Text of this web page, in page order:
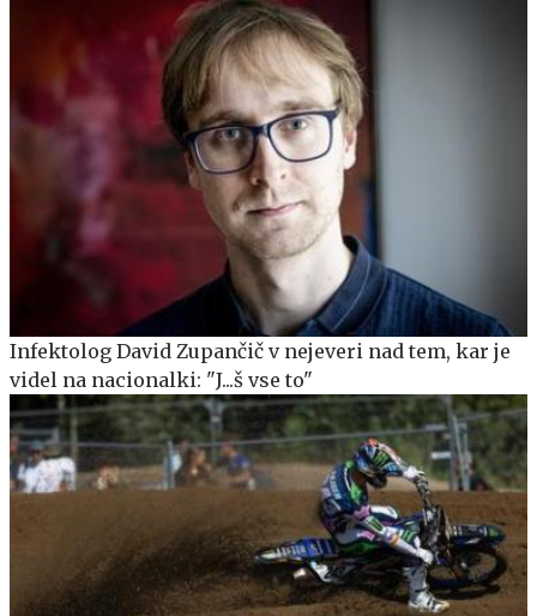
Infektolog David Zupančič v nejeveri nad tem, kar je
videl na nacionalki: "J...š vse to"